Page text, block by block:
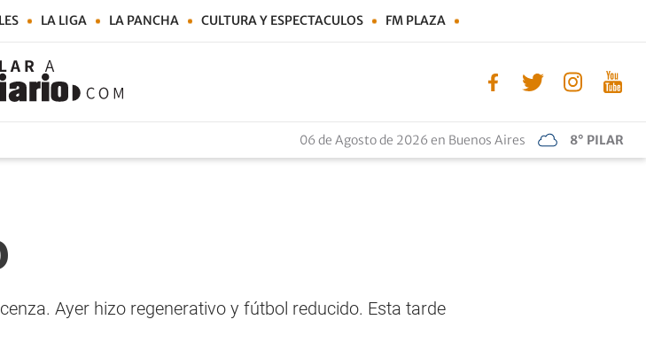
LA LIGA LA PANCHA CULTURA Y ESPECTACULOS FM PLAZA
06 de Agosto de 2026 en Buenos Aires 8° PILAR
Ayer hizo regenerativo y fútbol reducido. Esta tarde